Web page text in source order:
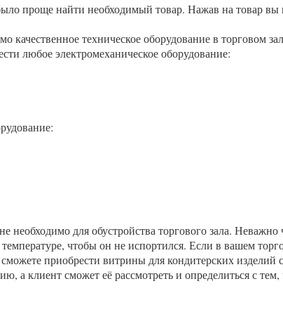
проще найти необходимый товар. Нажав на товар вы
качественное техническое оборудование в торговом
любое электромеханическое оборудование:
необходимо для обустройства торгового зала.
чтобы он не испортился. Если в вашем
приобрести витрины для кондитерских
а клиент сможет её рассмотреть и определиться с